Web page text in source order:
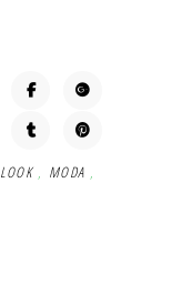
LOOK , MODA ,